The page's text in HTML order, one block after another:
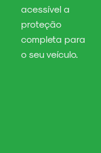
acessível a
proteção
completa para
o seu veículo.